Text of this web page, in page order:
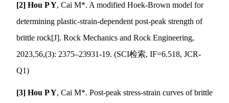
[2] Hou P Y, Cai M*. A modified Hoek-Brown model for
determining plastic-strain-dependent post-peak strength of
brittle rock[J]. Rock Mechanics and Rock Engineering,
2023,56,(3): 2375–23931-19. (SCI检索, IF=6.518, JCR-
Q1)
[3] Hou P Y, Cai M*. Post-peak stress-strain curves of brittle